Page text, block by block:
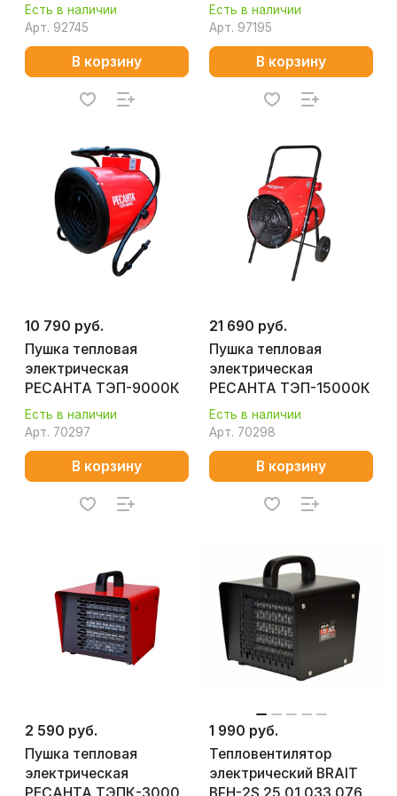
Есть в наличии
Арт. 92745
В корзину
Есть в наличии
Арт. 97195
В корзину
10 790 руб.
Пушка тепловая
электрическая
РЕСАНТА ТЭП-9000К
Есть в наличии
Арт. 70297
В корзину
21 690 руб.
Пушка тепловая
электрическая
РЕСАНТА ТЭП-15000К
Есть в наличии
Арт. 70298
В корзину
2 590 руб.
Пушка тепловая
электрическая
1 990 руб.
Тепловентилятор
электрический BRAIT